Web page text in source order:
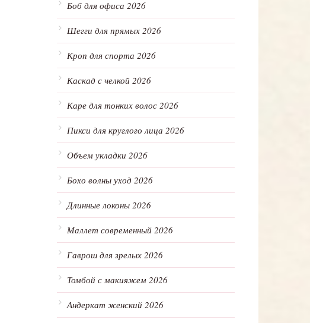
Боб для офиса 2026
Шегги для прямых 2026
Кроп для спорта 2026
Каскад с челкой 2026
Каре для тонких волос 2026
Пикси для круглого лица 2026
Объем укладки 2026
Бохо волны уход 2026
Длинные локоны 2026
Маллет современный 2026
Гаврош для зрелых 2026
Томбой с макияжем 2026
Андеркат женский 2026